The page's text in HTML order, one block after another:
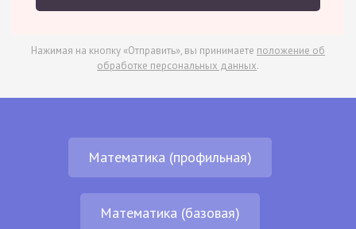
Нажимая на кнопку «Отправить», вы принимаете положение об
обработке персональных данных.
Математика (профильная)
Математика (базовая)